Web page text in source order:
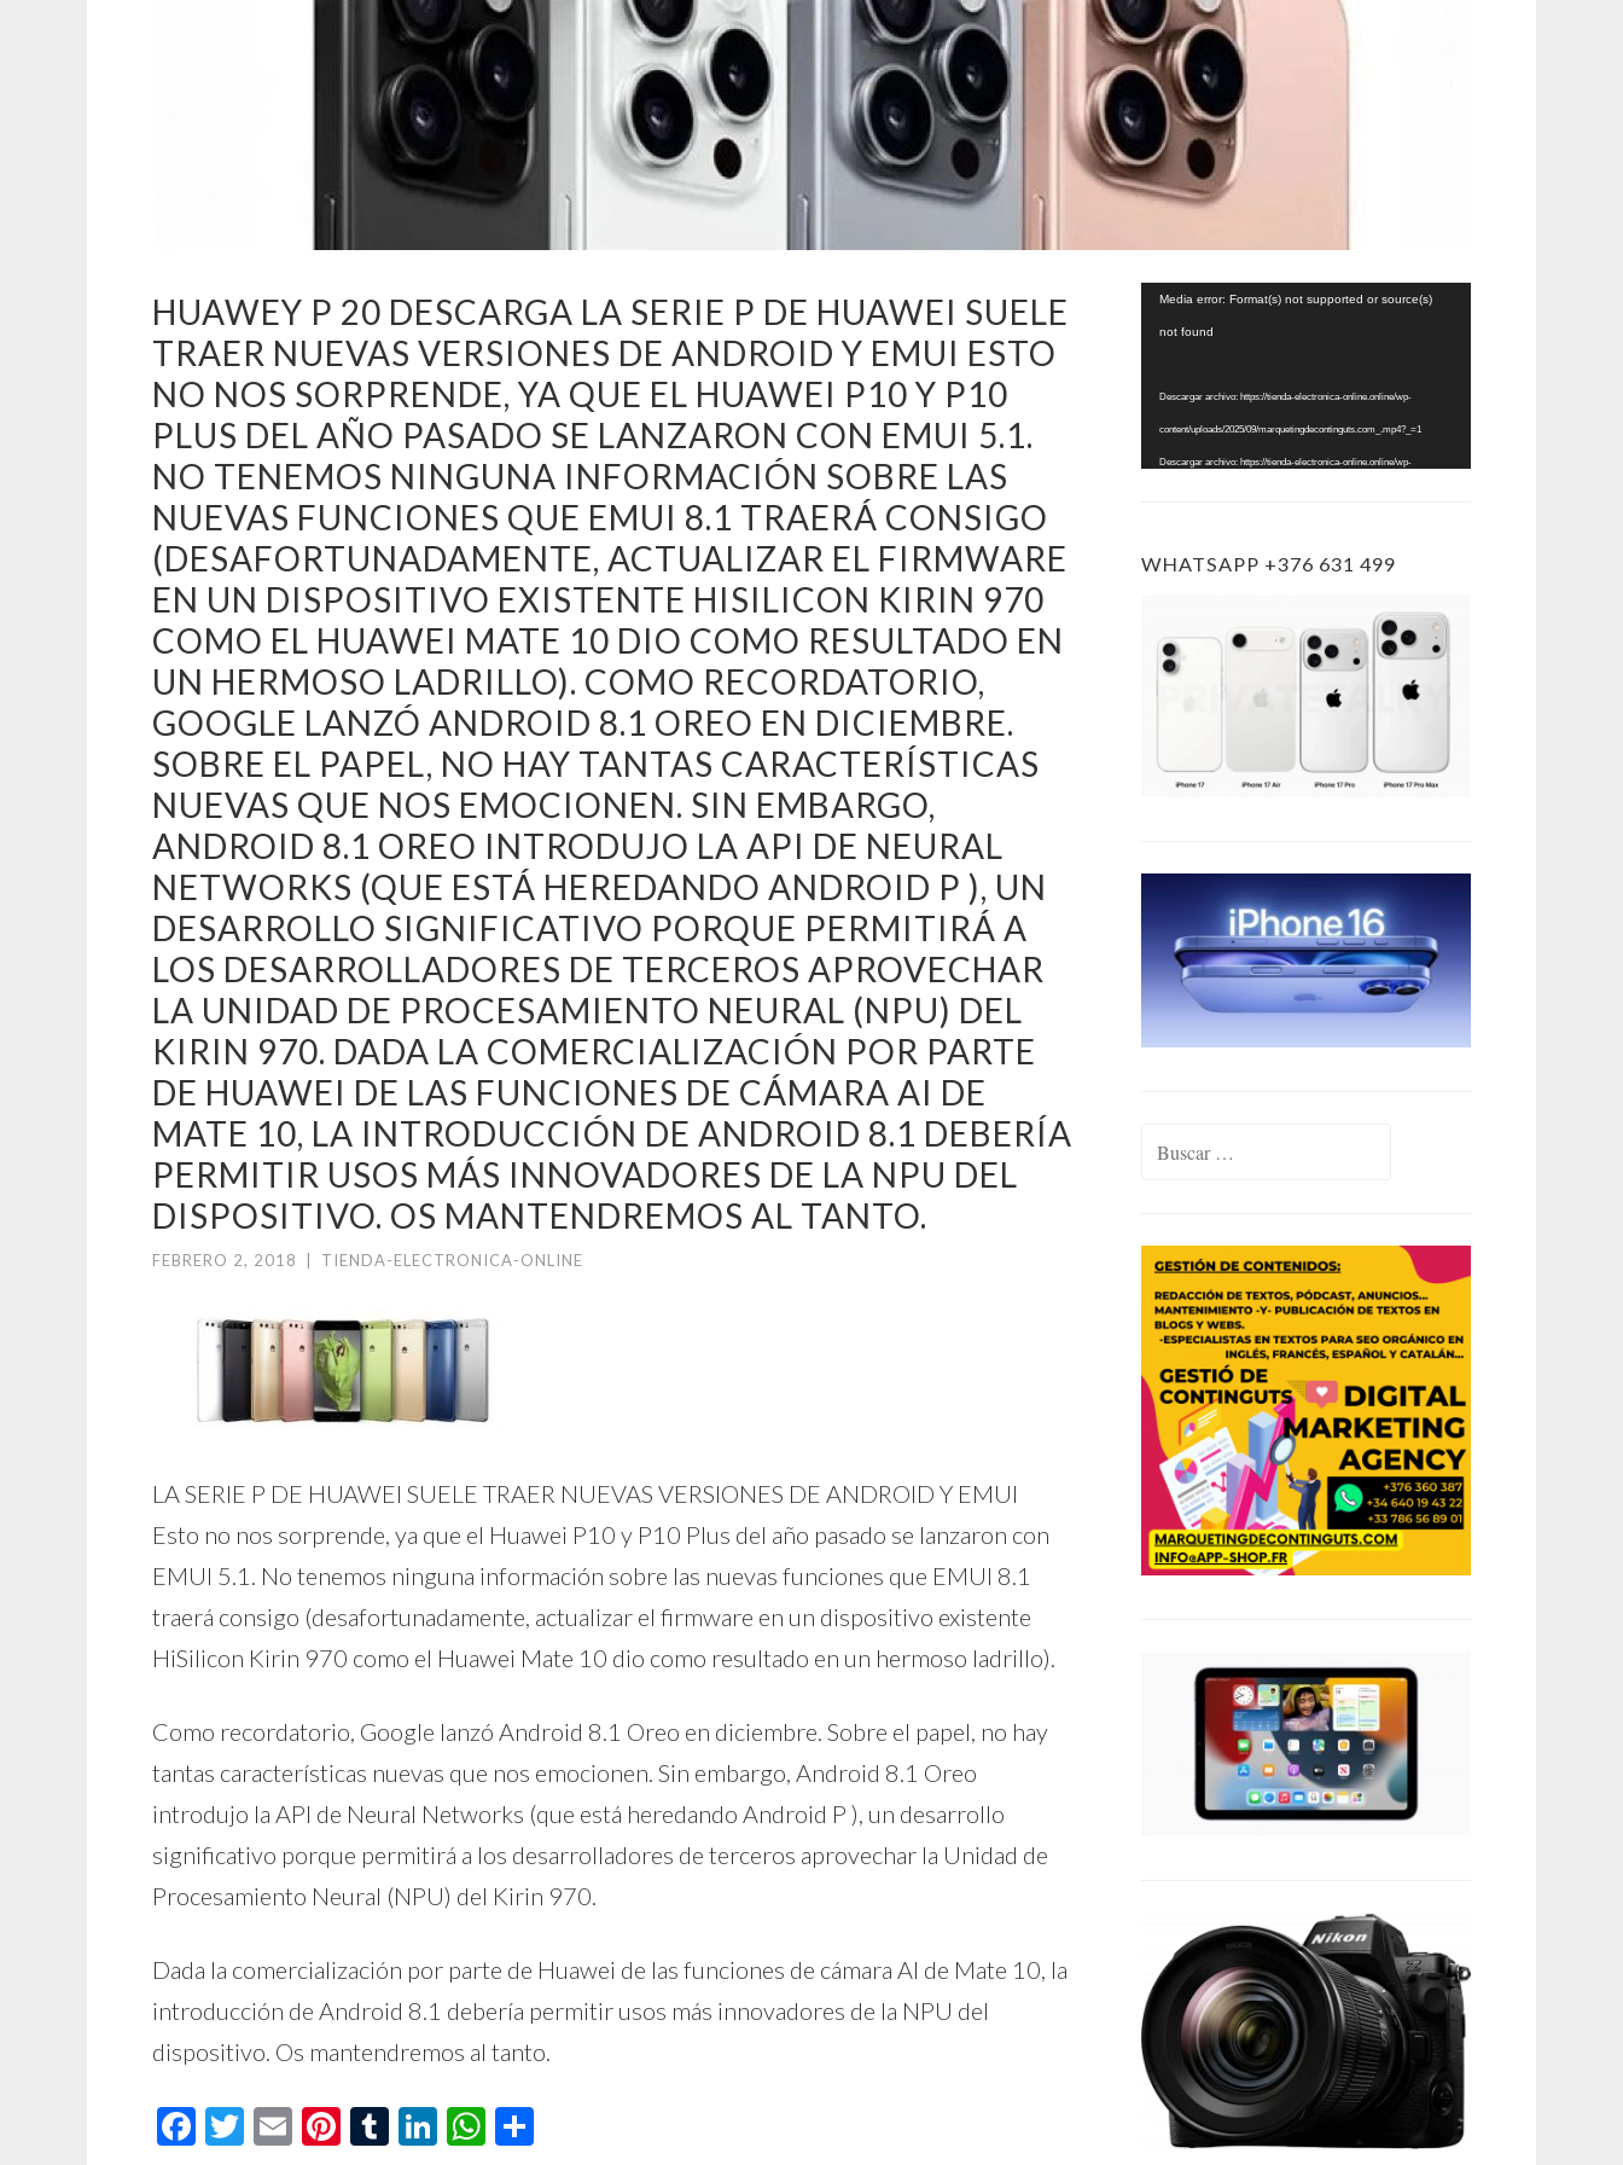
HUAWEY P 20 DESCARGA LA SERIE P DE HUAWEI SUELE
TRAER NUEVAS VERSIONES DE ANDROID Y EMUI ESTO
NO NOS SORPRENDE, YA QUE EL HUAWEI P10 Y P10
PLUS DEL AÑO PASADO SE LANZARON CON EMUI 5.1.
NO TENEMOS NINGUNA INFORMACIÓN SOBRE LAS
NUEVAS FUNCIONES QUE EMUI 8.1 TRAERÁ CONSIGO
(DESAFORTUNADAMENTE, ACTUALIZAR EL FIRMWARE
EN UN DISPOSITIVO EXISTENTE HISILICON KIRIN 970
COMO EL HUAWEI MATE 10 DIO COMO RESULTADO EN
UN HERMOSO LADRILLO). COMO RECORDATORIO,
GOOGLE LANZÓ ANDROID 8.1 OREO EN DICIEMBRE.
SOBRE EL PAPEL, NO HAY TANTAS CARACTERÍSTICAS
NUEVAS QUE NOS EMOCIONEN. SIN EMBARGO,
ANDROID 8.1 OREO INTRODUJO LA API DE NEURAL
NETWORKS (QUE ESTÁ HEREDANDO ANDROID P ), UN
DESARROLLO SIGNIFICATIVO PORQUE PERMITIRÁ A
LOS DESARROLLADORES DE TERCEROS APROVECHAR
LA UNIDAD DE PROCESAMIENTO NEURAL (NPU) DEL
KIRIN 970. DADA LA COMERCIALIZACIÓN POR PARTE
DE HUAWEI DE LAS FUNCIONES DE CÁMARA AI DE
MATE 10, LA INTRODUCCIÓN DE ANDROID 8.1 DEBERÍA
PERMITIR USOS MÁS INNOVADORES DE LA NPU DEL
DISPOSITIVO. OS MANTENDREMOS AL TANTO.
FEBRERO 2, 2018 TIENDA-ELECTRONICA-ONLINE
LA SERIE P DE HUAWEI SUELE TRAER NUEVAS VERSIONES DE ANDROID Y EMUI
Esto no nos sorprende, ya que el Huawei P10 y P10 Plus del año pasado se lanzaron con
EMUI 5.1. No tenemos ninguna información sobre las nuevas funciones que EMUI 8.1
traerá consigo (desafortunadamente, actualizar el firmware en un dispositivo existente
HiSilicon Kirin 970 como el Huawei Mate 10 dio como resultado en un hermoso ladrillo).
Como recordatorio, Google lanzó Android 8.1 Oreo en diciembre. Sobre el papel, no hay
tantas características nuevas que nos emocionen. Sin embargo, Android 8.1 Oreo
introdujo la API de Neural Networks (que está heredando Android P ), un desarrollo
significativo porque permitirá a los desarrolladores de terceros aprovechar la Unidad de
Procesamiento Neural (NPU) del Kirin 970.
Dada la comercialización por parte de Huawei de las funciones de cámara AI de Mate 10, la
introducción de Android 8.1 debería permitir usos más innovadores de la NPU del
dispositivo. Os mantendremos al tanto.
Facebook
Twitter
EmailPinterest
Tumblr
LinkedIn
WhatsApp
Reproductor
Media error: Format(s) not supported or source(s)
not found
Descargar archivo: https://tienda-electronica-online.online/wp-
content/uploads/2025/09/marquetingdecontinguts.com_.mp4?_=1
Descargar archivo: https://tienda-electronica-online.online/wp-
WHATSAPP +376 631 499